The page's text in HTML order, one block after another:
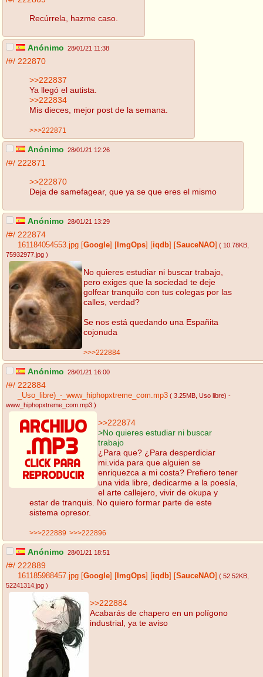
Recúrrela, hazme caso.
Anónimo 28/01/21 11:38
/#/ 222870
>>222837
Ya llegó el autista.
>>222834
Mis dieces, mejor post de la semana.
>>>222871
Anónimo 28/01/21 12:26
/#/ 222871
>>222870
Deja de samefagear, que ya se que eres el mismo
Anónimo 28/01/21 13:29
/#/ 222874
161184054553.jpg Google ImgOps iqdb SauceNAO ( 10.78KB
75932977.jpg )
No quieres estudiar ni buscar trabajo,
pero exiges que la sociedad te deje
golfear tranquilo con tus colegas por las
calles, verdad?
Se nos está quedando una Españita
cojonuda
>>>222884
Anónimo 28/01/21 16:00
/#/ 222884
_Uso_libre)_-_www_hiphopxtreme_com.mp3 ( 3.25MB , Uso libre) -
www_hiphopxtreme_com.mp3 )
>>222874
>No quieres estudiar ni buscar
trabajo
¿Para que? ¿Para desperdiciar
mi.vida para que alguien se
enriquezca a mi costa? Prefiero tener
una vida libre, dedicarme a la poesía,
el arte callejero, vivir de okupa y
estar de tranquis. No quiero formar parte de este
sistema opresor.
>>>222889 >>>222896
Anónimo 28/01/21 18:51
/#/ 222889
161185988457.jpg Google ImgOps iqdb SauceNAO ( 52.52KB
52241314.jpg )
>>222884
Acabarás de chapero en un polígono
industrial, ya te aviso